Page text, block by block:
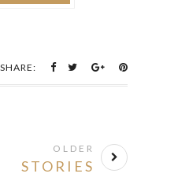
STORIES